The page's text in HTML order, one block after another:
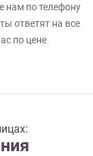
нам по телефону
ответят на все
по цене